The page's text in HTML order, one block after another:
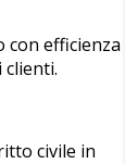
con efficienza
civile in